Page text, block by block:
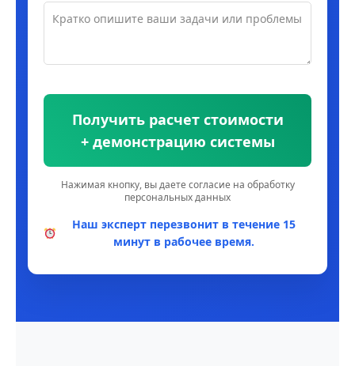
Получить расчет стоимости
+ демонстрацию системы
Нажимая кнопку, вы даете согласие на обработку
персональных данных
Наш эксперт перезвонит в течение 15
минут в рабочее время.